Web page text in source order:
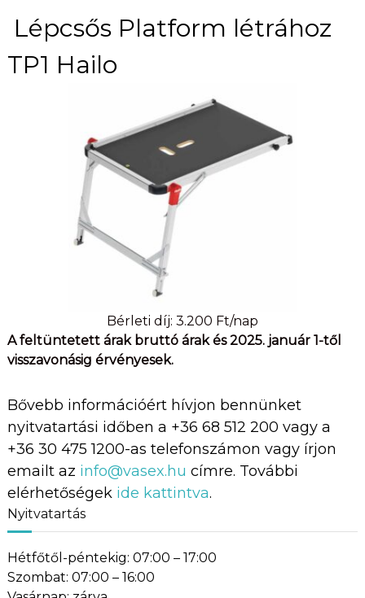
Lépcsős Platform létrához
TP1 Hailo
Bérleti díj: 3.200 Ft/nap
A feltüntetett árak bruttó árak és 2025. január 1-től
visszavonásig érvényesek.
Bővebb információért hívjon bennünket
nyitvatartási időben a +36 68 512 200 vagy a
+36 30 475 1200-as telefonszámon vagy írjon
emailt az info@vasex.hu címre. További
elérhetőségek ide kattintva.
Nyitvatartás
Hétfőtől-péntekig: 07:00 – 17:00
Szombat: 07:00 – 16:00